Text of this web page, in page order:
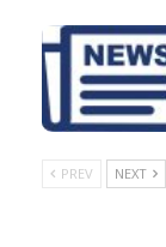
PREV NEXT